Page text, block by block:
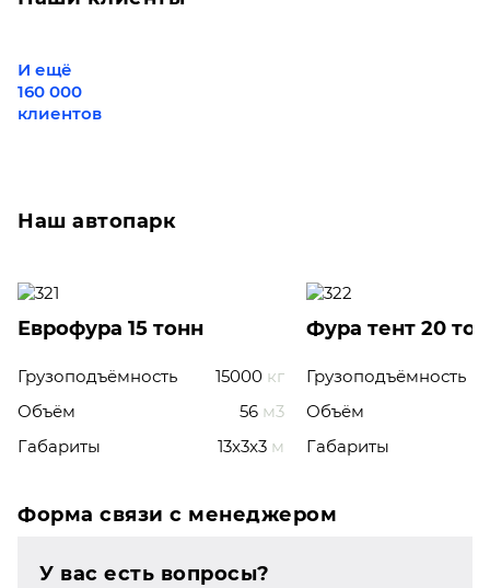
И ещё
160 000
клиентов
Наш автопарк
Еврофура 15 тонн
Грузоподъёмность 15000 кг
Объём
56 м3
Габариты
13x3x3 м
Фура тент 20
Грузоподъёмность
Объём
Габариты
Форма связи с менеджером
У вас есть вопросы?